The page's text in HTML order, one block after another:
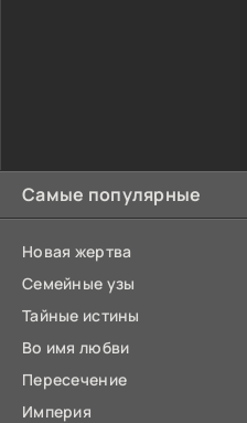
Самые популярные
Новая жертва
Семейные узы
Тайные истины
Во имя любви
Пересечение
Империя